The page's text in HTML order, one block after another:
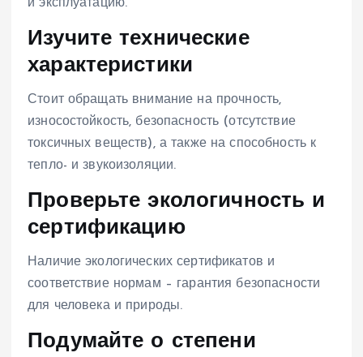
и эксплуатацию.
Изучите технические
характеристики
Стоит обращать внимание на прочность,
износостойкость, безопасность (отсутствие
токсичных веществ), а также на способность к
тепло- и звукоизоляции.
Проверьте экологичность и
сертификацию
Наличие экологических сертификатов и
соответствие нормам – гарантия безопасности
для человека и природы.
Подумайте о степени